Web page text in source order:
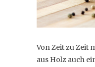
Von Zeit zu Zeit
aus Holz auch